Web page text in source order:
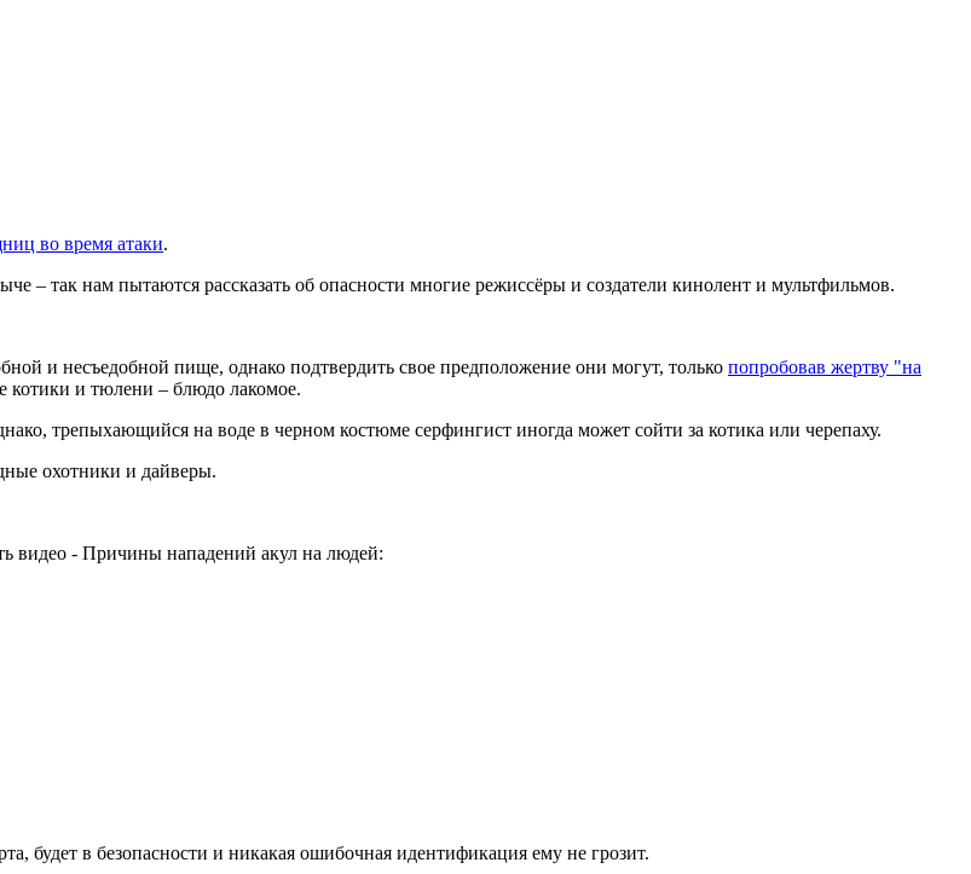
во время атаки.
так нам пытаются рассказать об опасности многие режиссёры и создатели кинолент и мультфильмов.
и несъедобной пище, однако подтвердить свое предположение они могут, только попробовав жертву "на
котики и тюлени – блюдо лакомое.
трепыхающийся на воде в черном костюме серфингист иногда может сойти за котика или черепаху.
охотники и дайверы.
видео - Причины нападений акул на людей:
будет в безопасности и никакая ошибочная идентификация ему не грозит.